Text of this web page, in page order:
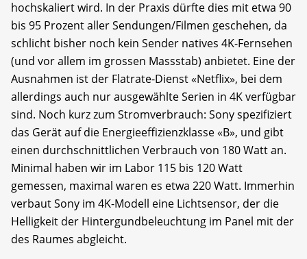
hochskaliert wird. In der Praxis dürfte dies mit etwa 90
bis 95 Prozent aller Sendungen/Filmen geschehen, da
schlicht bisher noch kein Sender natives 4K-Fernsehen
(und vor allem im grossen Massstab) anbietet. Eine der
Ausnahmen ist der Flatrate-Dienst «Netflix», bei dem
allerdings auch nur ausgewählte Serien in 4K verfügbar
sind. Noch kurz zum Stromverbrauch: Sony spezifiziert
das Gerät auf die Energieeffizienzklasse «B», und gibt
einen durchschnittlichen Verbrauch von 180 Watt an.
Minimal haben wir im Labor 115 bis 120 Watt
gemessen, maximal waren es etwa 220 Watt. Immerhin
verbaut Sony im 4K-Modell eine Lichtsensor, der die
Helligkeit der Hintergundbeleuchtung im Panel mit der
des Raumes abgleicht.